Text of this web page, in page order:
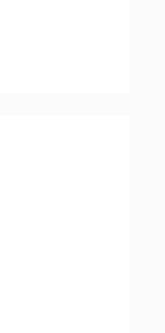
い業界では
あることを